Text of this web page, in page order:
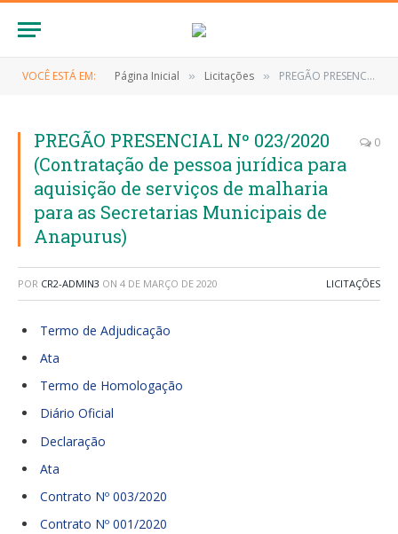
VOCÊ ESTÁ EM: Página Inicial » Licitações » PREGÃO PRESENCIAL Nº 023/2020 (Contratação de pessoa jurídica para aquisição de serviços de malharia para as Secretarias Municipais de Anapurus)
PREGÃO PRESENCIAL Nº 023/2020
(Contratação de pessoa jurídica para
aquisição de serviços de malharia
para as Secretarias Municipais de
Anapurus)
0
POR CR2-ADMIN3 ON 4 DE MARÇO DE 2020 LICITAÇÕES
Termo de Adjudicação
Ata
Termo de Homologação
Diário Oficial
Declaração
Ata
Contrato Nº 003/2020
Contrato Nº 001/2020